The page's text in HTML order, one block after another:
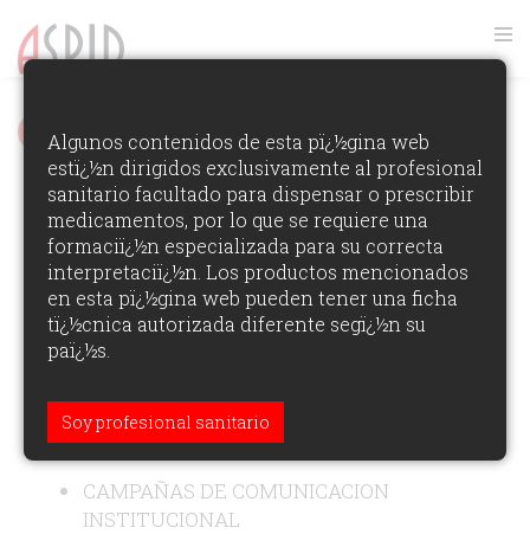
FOTOS GALA ASPID 2011
VER RANKING
Premios Aspid España 2011
Ver los Ganadores de la Ediciï¿½n
ÁREAS DE PARTICIPACI?N:
CAMPAÑAS DE PRODUCTOS
CAMPAÑAS DE OTROS PRODUCTOS
SANITARIOS
CAMPAÑAS DE COMUNICACION
INSTITUCIONAL
Algunos contenidos de esta pï¿½gina web
estï¿½n dirigidos exclusivamente al profesional
sanitario facultado para dispensar o prescribir
medicamentos, por lo que se requiere una
formaciï¿½n especializada para su correcta
interpretaciï¿½n. Los productos mencionados
en esta pï¿½gina web pueden tener una ficha
tï¿½cnica autorizada diferente segï¿½n su
paï¿½s.
Soy profesional sanitario